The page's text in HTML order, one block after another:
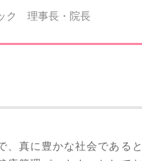
ク 理事長・院長
真に豊かな社会である